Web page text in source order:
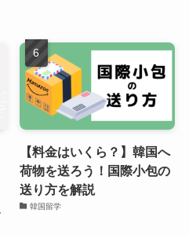
【料金はいくら？】韓国へ
荷物を送ろう！国際小包の
送り方を解説
韓国留学